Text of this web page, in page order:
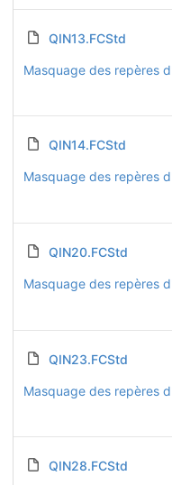
QIN13.FCStd
QIN14.FCStd
QIN20.FCStd
QIN23.FCStd
QIN28.FCStd